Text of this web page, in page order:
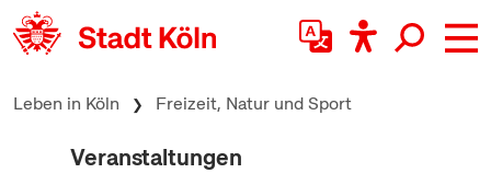
zum Inhalt springen
Leben in Köln Freizeit, Natur und Sport
Veranstaltungen